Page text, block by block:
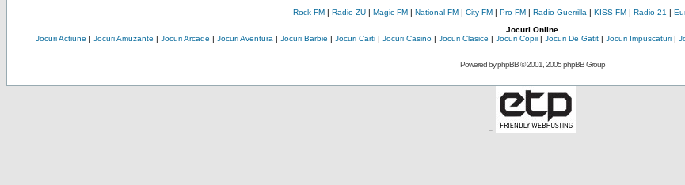
Rock FM| Radio ZU| Magic FM| National FM| City FM| Pro FM| Radio Guerrilla | KISS FM| Radio 21 |
Jocuri Online
Jocuri Actiune | Jocuri Amuzante | Jocuri Arcade | Jocuri Aventura | Jocuri Barbie | Jocuri Carti| Jocuri Casino| Jocuri Clasice | Jocuri Copii| Jocuri De Gatit| Jocuri Impuscaturi|
Powered byphpBB© 2001, 2005 phpBB Group
-